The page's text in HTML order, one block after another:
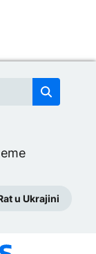
u Ukrajini